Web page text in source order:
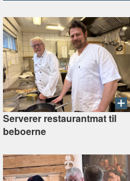
Serverer restaurantmat til
beboerne